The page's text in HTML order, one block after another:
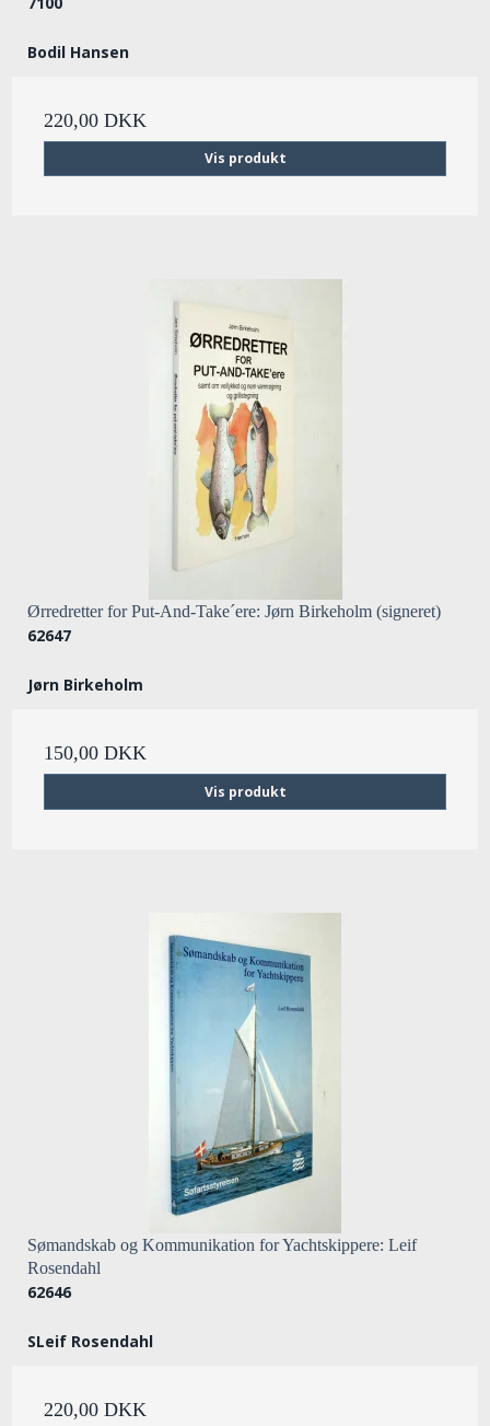
Bodil Hansen
220,00 DKK
Vis produkt
Ørredretter for Put-And-Take´ere: Jørn Birkeholm (signeret)
62647
Jørn Birkeholm
150,00 DKK
Vis produkt
Sømandskab og Kommunikation for Yachtskippere: Leif
Rosendahl
62646
SLeif Rosendahl
220,00 DKK